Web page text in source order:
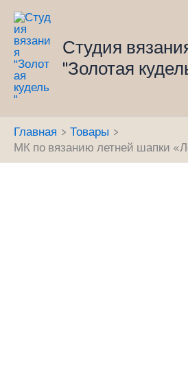
Перейти
содержимомуСтудия
"Золотая
Главная
Товары
МК по вязанию летней шапки